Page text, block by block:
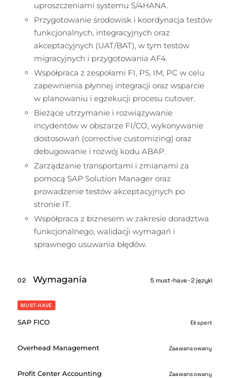
uproszczeniami systemu S/4HANA.
Przygotowanie środowisk i koordynacja testów
funkcjonalnych, integracyjnych oraz
akceptacyjnych (UAT/BAT), w tym testów
migracyjnych i przygotowania AF4.
Współpraca z zespołami FI, PS, IM, PC w celu
zapewnienia płynnej integracji oraz wsparcie
w planowaniu i egzekucji procesu cutover.
Bieżące utrzymanie i rozwiązywanie
incydentów w obszarze FI/CO, wykonywanie
dostosowań (corrective customizing) oraz
debugowanie i rozwój kodu ABAP.
Zarządzanie transportami i zmianami za
pomocą SAP Solution Manager oraz
prowadzenie testów akceptacyjnych po
stronie IT.
Współpraca z biznesem w zakresie doradztwa
funkcjonalnego, walidacji wymagań i
sprawnego usuwania błędów.
02 Wymagania 5 must-have · 2 języki
MUST-HAVE
SAP FICO Ekspert
Overhead Management Zaawansowany
Profit Center Accounting Zaawansowany